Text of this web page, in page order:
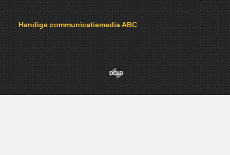
Handige communicatiemedia ABC